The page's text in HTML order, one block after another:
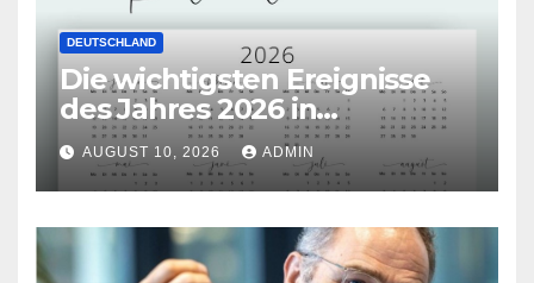
DEUTSCHLAND
Die wichtigsten Ereignisse
des Jahres 2026 in
Deutschland
AUGUST 10, 2026 ADMIN